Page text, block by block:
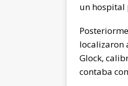
un hospital
localizaron
Glock,
contaba